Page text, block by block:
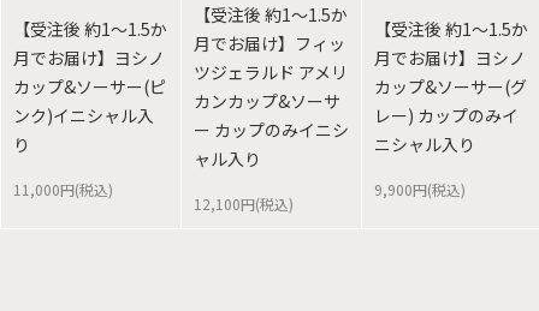
【受注後 約1～1.5か
月でお届け】ヨシノ
カップ&ソーサー(ピ
ンク)イニシャル入
り
11,000円(税込)
【受注後 約1～1.5か
月でお届け】フィッ
ツジェラルド アメリ
カンカップ&ソーサ
ー カップのみイニシ
ャル入り
12,100円(税込)
【受注後 約1～1.5か
月でお届け】ヨシノ
カップ&ソーサー(グ
レー) カップのみイ
ニシャル入り
9,900円(税込)